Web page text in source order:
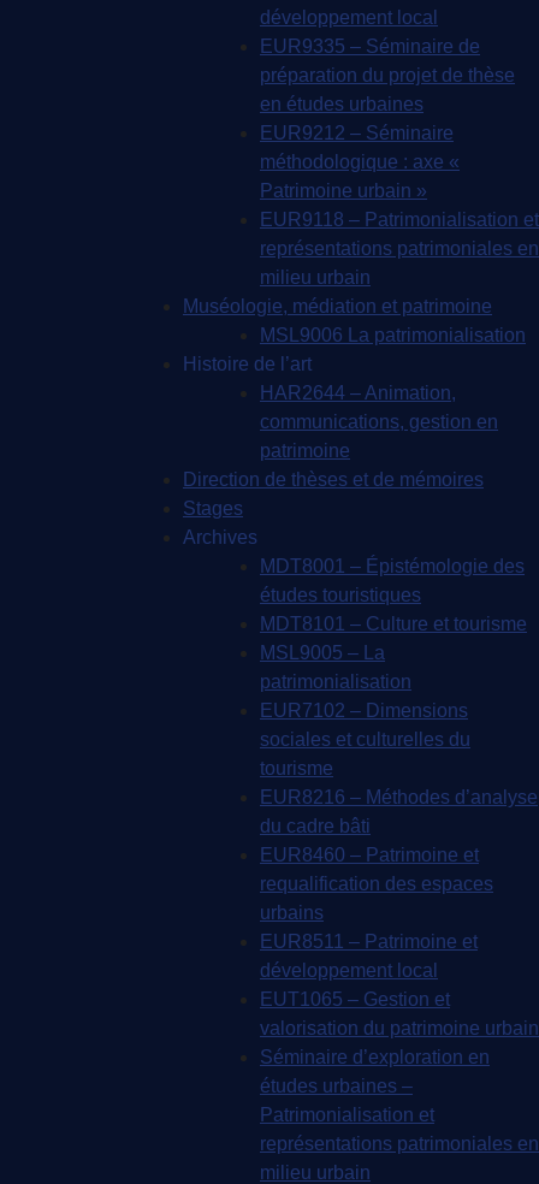
développement local
EUR9335 – Séminaire de
préparation du projet de thèse
en études urbaines
EUR9212 – Séminaire
méthodologique : axe «
Patrimoine urbain »
EUR9118 – Patrimonialisation et
représentations patrimoniales en
milieu urbain
Muséologie, médiation et patrimoine
MSL9006 La patrimonialisation
Histoire de l’art
HAR2644 – Animation,
communications, gestion en
patrimoine
Direction de thèses et de mémoires
Stages
Archives
MDT8001 – Épistémologie des
études touristiques
MDT8101 – Culture et tourisme
MSL9005 – La
patrimonialisation
EUR7102 – Dimensions
sociales et culturelles du
tourisme
EUR8216 – Méthodes d’analyse
du cadre bâti
EUR8460 – Patrimoine et
requalification des espaces
urbains
EUR8511 – Patrimoine et
développement local
EUT1065 – Gestion et
valorisation du patrimoine urbain
Séminaire d’exploration en
études urbaines –
Patrimonialisation et
représentations patrimoniales en
milieu urbain